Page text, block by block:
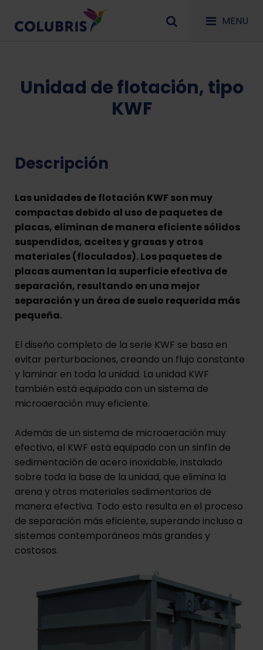
MENU
Unidad de flotación, tipo
KWF
Descripción
Las unidades de flotación KWF son muy
compactas debido al uso de paquetes de
placas, eliminan de manera eficiente sólidos
suspendidos, aceites y grasas y otros
materiales (floculados). Los paquetes de
placas aumentan la superficie efectiva de
separación, resultando en una mejor
separación y un área de suelo requerida más
pequeña.
El diseño completo de la serie KWF se basa en
evitar perturbaciones, creando un flujo constante
y laminar en toda la unidad. La unidad KWF
también está equipada con un sistema de
microaeración muy eficiente.
Además de un sistema de microaeración muy
efectivo, el KWF está equipado con un sinfín de
sedimentación de acero inoxidable, instalado
sobre toda la base de la unidad, que elimina la
arena y otros materiales sedimentarios de
manera efectiva. Todo esto resulta en el proceso
de separación más eficiente, superando incluso a
sistemas contemporáneos más grandes y
costosos.